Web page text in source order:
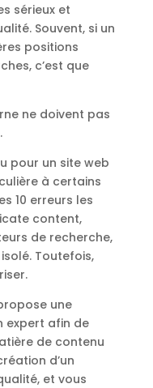
sérieux et
Souvent, si un
positions
c’est que
ne doivent pas
pour un site web
à certains
10 erreurs les
content,
de recherche,
Toutefois,
une
expert afin de
de contenu
d’un
et vous